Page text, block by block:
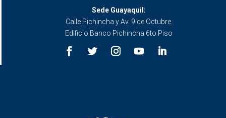
Sede Guayaquil:
Calle Pichincha y Av. 9 de Octubre.
Edificio Banco Pichincha 6to Piso